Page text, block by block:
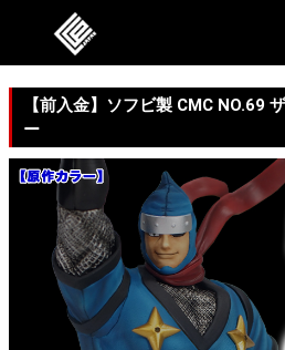
【前入金】ソフビ製 CMC NO.69
ー